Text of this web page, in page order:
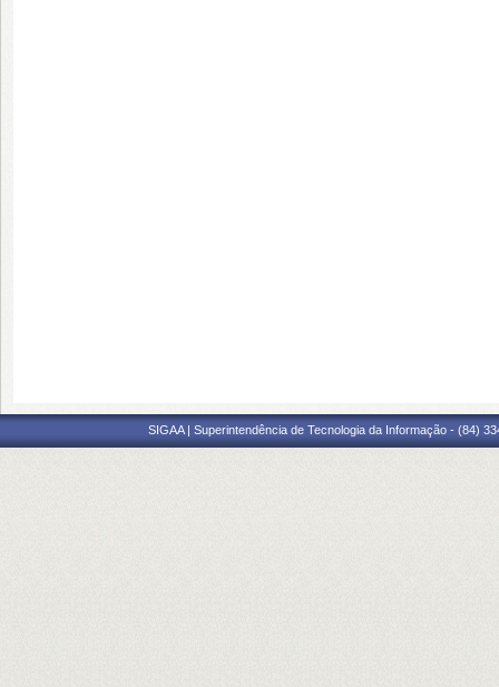
SIGAA | Superintendência de Tecnologia da Informação - (84)